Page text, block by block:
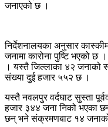
जनाएको छ ।
निर्देशनालयका अनुसार
जनामा कारोना पुष्टि भएको
। यस्तै जिल्लाका ४२ जनाको
संख्या दुई हजार ५५२ छ ।
यस्तै नवलपुर वर्दघाट सुस्ता
हजार ३४४ जना निको भएका
छन् भने संक्रमणबाट १४